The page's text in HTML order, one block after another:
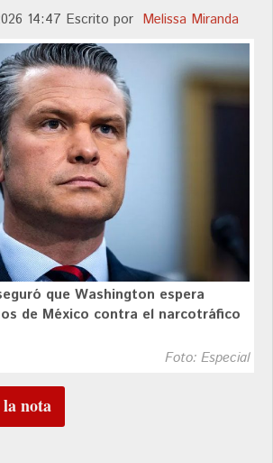
14:47 Escrito por Melissa Miranda
que Washington espera
de México contra el narcotráfico
Foto: Especial
la nota